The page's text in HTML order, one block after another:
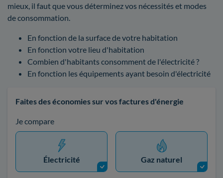
mieux, il faut que vous déterminez vos nécessités et modes
de consommation.
En fonction de la surface de votre habitation
En fonction votre lieu d'habitation
Combien d'habitants consomment de l'électricité ?
En fonction les équipements ayant besoin d'électricité
Faites des économies sur vos factures d'énergie
Je compare
Électricité Gaz naturel